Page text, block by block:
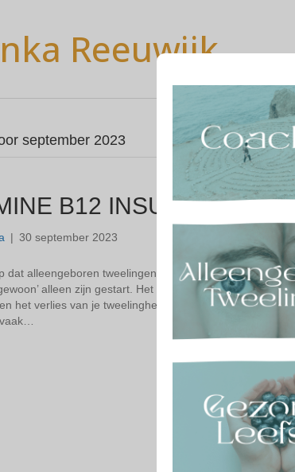
Reeuwijk
september 2023
B12 INSUFFICIENTIE
| 30 september 2023
dat alleengeboren tweelingen vaker te maken hebben
alleen zijn gestart. Het is alleen moeilijk te
het verlies van je tweelinghelft in de baarmoeder. De